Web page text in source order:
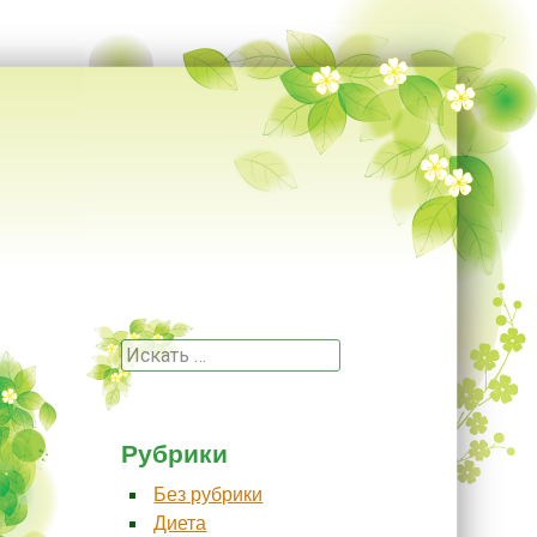
Поиск
Рубрики
Без рубрики
Диета